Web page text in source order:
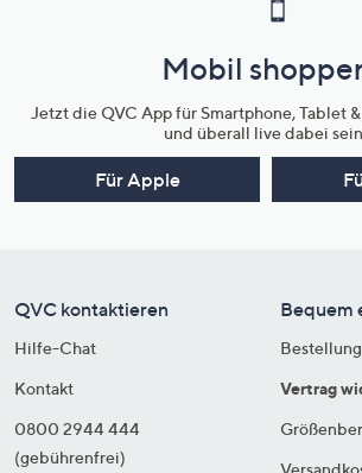
Mobil
Jetzt die QVC App für Smartphone, Tablet
und überall live dabei
Für Apple
QVC kontaktieren
Hilfe-Chat
Kontakt
0800 2944 444
(gebührenfrei)
Bequem
Bestellung
Vertrag